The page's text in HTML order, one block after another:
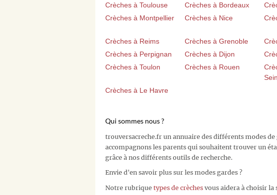
Crèches à Toulouse Crèches à Bordeaux
Crèches à Montpellier
Crèches à Nice
Crèches à Reims
Crèches à Grenoble
Crèches à Perpignan
Crèches à Dijon
Crèches à Toulon
Crèches à Rouen
Crèches à Le Havre
Qui sommes nous ?
trouversacreche.fr un annuaire des différents modes de
accompagnons les parents qui souhaitent trouver un
grâce à nos différents outils de recherche.
Envie d'en savoir plus sur les modes gardes ?
Notre rubrique types de crèches vous aidera à choisir